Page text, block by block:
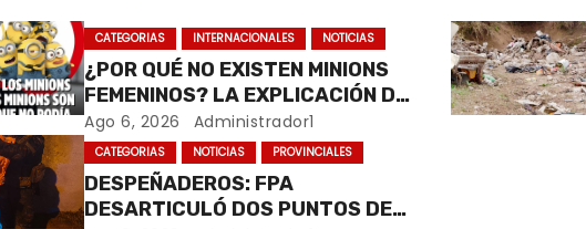
CATEGORIAS INTERNACIONALES NOTICIAS
¿POR QUÉ NO EXISTEN MINIONS
FEMENINOS? LA EXPLICACIÓN DE
SU CREADOR QUE VOLVIÓ A
VIRALIZARSE
Ago 6, 2026 Administrador1
CATEGORIAS NOTICIAS PROVINCIALES
DESPEÑADEROS: FPA
DESARTICULÓ DOS PUNTOS DE